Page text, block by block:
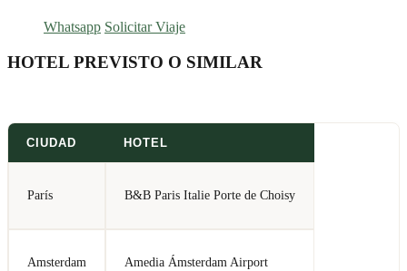
Whatsapp Solicitar Viaje
HOTEL PREVISTO O SIMILAR
CIUDAD HOTEL
París B&B Paris Italie Porte de Choisy
Amsterdam Amedia Ámsterdam Airport